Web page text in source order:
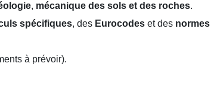
, mécanique des sols et des roches.
spécifiques, des Eurocodeset des normes
à prévoir).